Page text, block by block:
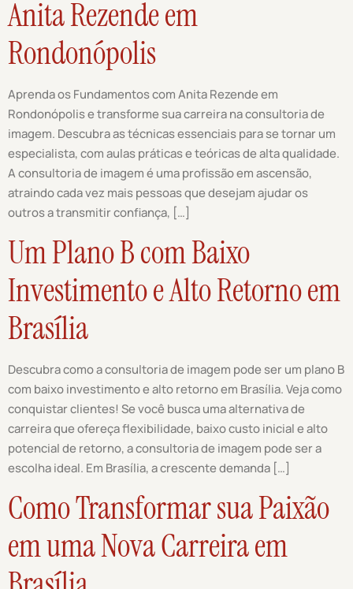
Anita Rezende em
Rondonópolis
Aprenda os Fundamentos com Anita Rezende em
Rondonópolis e transforme sua carreira na consultoria de
imagem. Descubra as técnicas essenciais para se tornar um
especialista, com aulas práticas e teóricas de alta qualidade.
A consultoria de imagem é uma profissão em ascensão,
atraindo cada vez mais pessoas que desejam ajudar os
outros a transmitir confiança, […]
Um Plano B com Baixo
Investimento e Alto Retorno em
Brasília
Descubra como a consultoria de imagem pode ser um plano B
com baixo investimento e alto retorno em Brasília. Veja como
conquistar clientes! Se você busca uma alternativa de
carreira que ofereça flexibilidade, baixo custo inicial e alto
potencial de retorno, a consultoria de imagem pode ser a
escolha ideal. Em Brasília, a crescente demanda […]
Como Transformar sua Paixão
em uma Nova Carreira em